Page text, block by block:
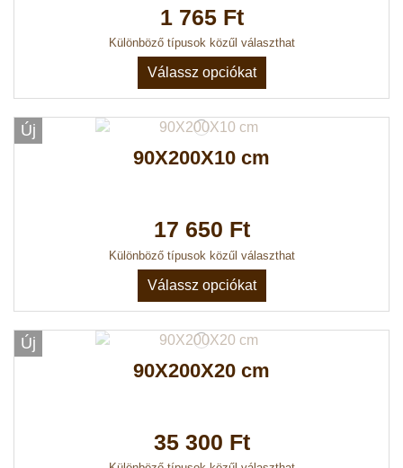
1 765 Ft
Különböző típusok közűl választhat
Válassz opciókat
Új
90X200X10 cm
17 650 Ft
Különböző típusok közűl választhat
Válassz opciókat
Új
90X200X20 cm
35 300 Ft